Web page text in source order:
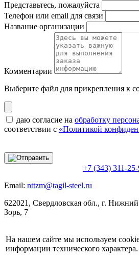
Представьтесь, пожалуйста
Телефон или email для связи
Название организации
Комментарии
Выберите файл для прикрепления к
даю согласие на обработку
соответствии с «Политикой
+7 (343) 311-
Email: nttzm@tagil-steel.ru
622021, Свердловская обл., г.
Зорь, 7
На нашем сайте мы используем
информации технического характера.